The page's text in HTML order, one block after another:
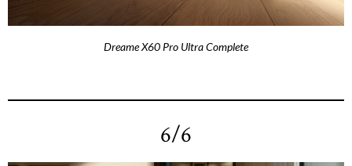
Dreame X60 Pro Ultra Complete
6/6